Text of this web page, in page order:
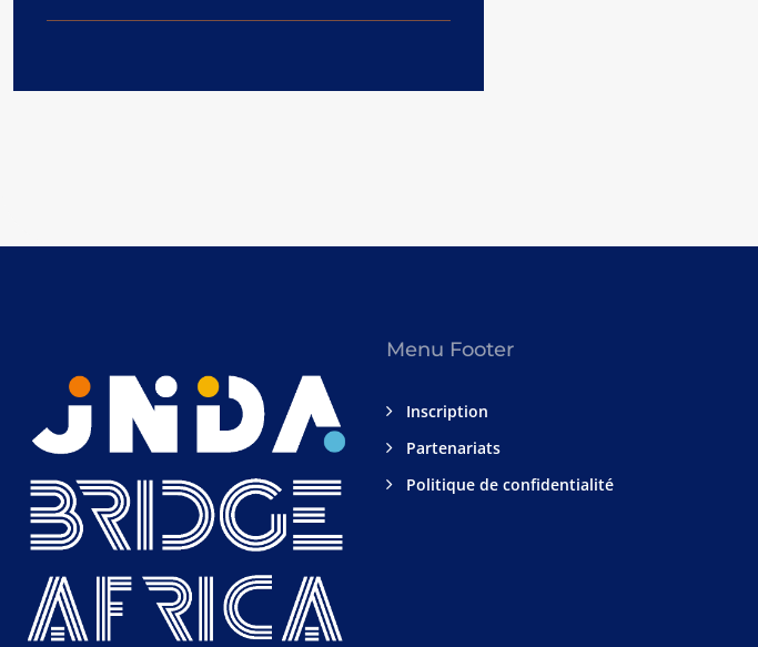
Menu Footer
Inscription
Partenariats
Politique de confidentialité